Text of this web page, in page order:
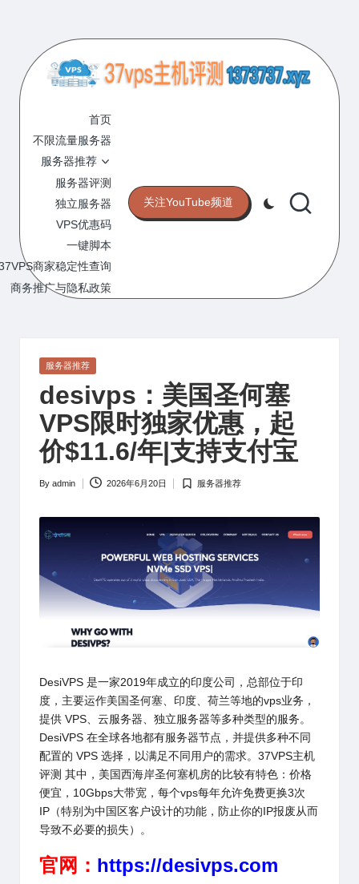
content
7
V
P
S
主
机
评
的
VPS
网
站
首页
不限流量服务器
服务器推荐
服务器评测
独立服务器
VPS优惠码
一键脚本
商家稳定性查询
商务推广与隐私政策
关注YouTube频道
Posted
服务器推荐
desivps：美国圣何塞
VPS限时独家优惠，起
价$11.6/年|支持支付宝
Posted
By admin 2026年6月20日
Posted
服务器推荐
DesiVPS 是一家2019年成立的印度公司，总部位于印
度，主要运作美国圣何塞、印度、荷兰等地的vps业务，
提供 VPS、云服务器、独立服务器等多种类型的服务。
DesiVPS 在全球各地都有服务器节点，并提供多种不同
配置的 VPS 选择，以满足不同用户的需求。 37VPS主机
评测 其中，美国西海岸圣何塞机房的比较有特色：价格
便宜，10Gbps大带宽，每个vps每年允许免费更换3次
IP（特别为中国区客户设计的功能，防止你的IP报废从而
导致不必要的损失）。
官网： https://desivps.com